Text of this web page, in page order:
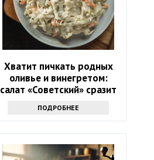
Хватит пичкать родных
оливье и винегретом:
салат «Советский» сразит
ПОДРОБНЕЕ